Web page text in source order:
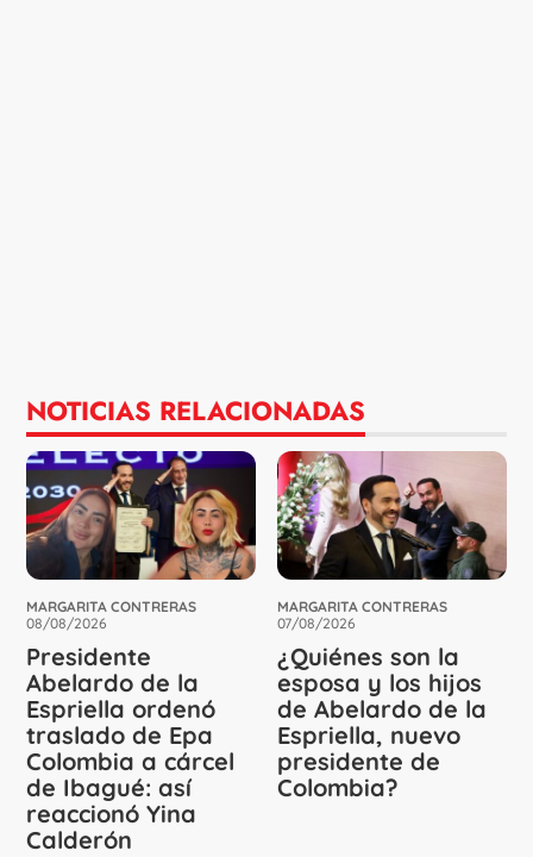
NOTICIAS RELACIONADAS
MARGARITA CONTRERAS
08/08/2026
Presidente
Abelardo de la
Espriella ordenó
traslado de Epa
Colombia a cárcel
de Ibagué: así
reaccionó Yina
Calderón
MARGARITA CONTRERAS
07/08/2026
¿Quiénes son la
esposa y los hijos
de Abelardo de la
Espriella, nuevo
presidente de
Colombia?